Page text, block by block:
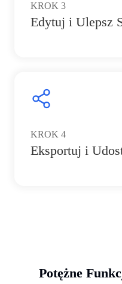
KROK 3
Edytuj i Ulepsz
KROK 4
Eksportuj i
Potężne